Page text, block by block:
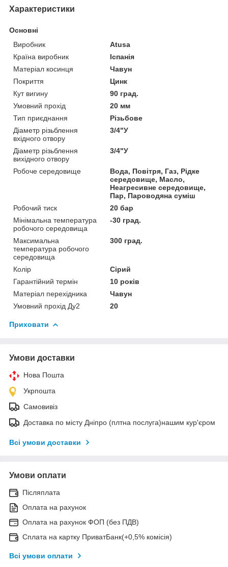
Характеристики
Основні
Виробник
Atusa
Країна виробник
Іспанія
Матеріал косинця
Чавун
Покриття
Цинк
Кут вигину
90 град.
Умовний прохід
20 мм
Тип приєднання
Різьбове
Діаметр різьблення
вхідного отвору
3/4"У
Діаметр різьблення
вихідного отвору
3/4"У
Робоче середовище
Вода, Повітря, Газ, Рідке
середовище, Масло,
Неагресивне середовище,
Пар, Пароводяна суміш
Робочий тиск
20 бар
Мінімальна температура
робочого середовища
-30 град.
Максимальна
температура робочого
середовища
300 град.
Колір
Сірий
Гарантійний термін
10 років
Матеріал перехідника
Чавун
Умовний прохід Ду2
20
Приховати
Умови доставки
Нова Пошта
Укрпошта
Самовивіз
Доставка по місту Дніпро (плтна послуга)нашим кур'єром
Всі умови доставки
Умови оплати
Післяплата
Оплата на рахунок
Оплата на рахунок ФОП (без ПДВ)
Сплата на картку ПриватБанк(+0,5% комісія)
Всі умови оплати